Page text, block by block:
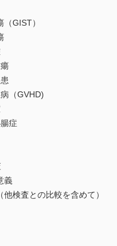
）
GVHD)
症
義
検査との比較を含めて）